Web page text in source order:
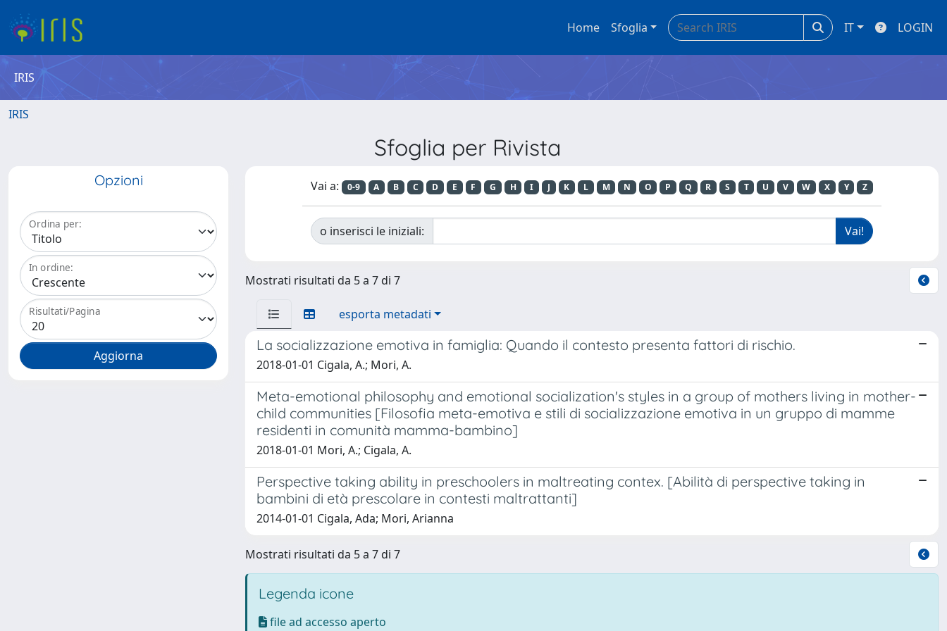
Home Sfoglia IT LOGIN
IRIS
IRIS
Sfoglia per Rivista
Opzioni
Ordina per:
In ordine:
Risultati/Pagina
Vai a: 0-9 A B C D E F G H I J K L M N O P Q R S T U V W X Y Z
o inserisci le iniziali:
Mostrati risultati da 5 a 7 di 7
esporta metadati
La socializzazione emotiva in famiglia: Quando il contesto presenta fattori di rischio.
2018-01-01 Cigala, A.; Mori, A.
Meta-emotional philosophy and emotional socialization's styles in a group of mothers living in mother-
child communities [Filosofia meta-emotiva e stili di socializzazione emotiva in un gruppo di mamme
residenti in comunità mamma-bambino]
2018-01-01 Mori, A.; Cigala, A.
Perspective taking ability in preschoolers in maltreating contex. [Abilità di perspective taking in
bambini di età prescolare in contesti maltrattanti]
2014-01-01 Cigala, Ada; Mori, Arianna
Mostrati risultati da 5 a 7 di 7
Legenda icone
file ad accesso aperto